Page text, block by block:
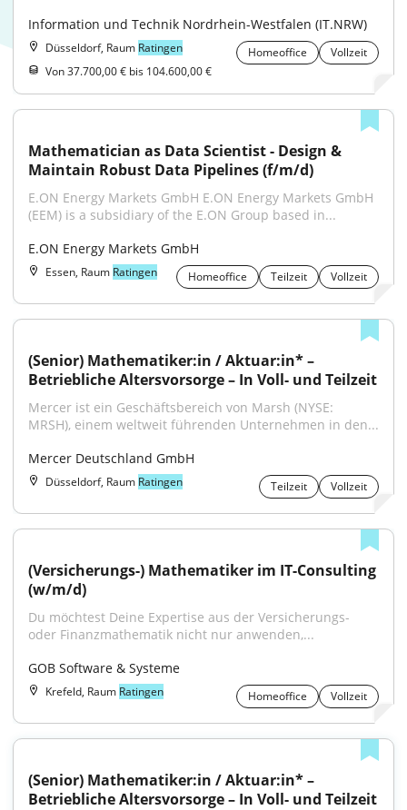
Information und Technik Nordrhein-Westfalen (IT.NRW)
Düsseldorf, Raum Ratingen Homeoffice
Vollzeit
Von 37.700,00 € bis 104.600,00 €
Mathematician as Data Scientist - Design &
Maintain Robust Data Pipelines (f/m/d)
E.ON Energy Markets GmbH E.ON Energy Markets GmbH
(EEM) is a subsidiary of the E.ON Group based in...
E.ON Energy Markets GmbH
Essen, Raum Ratingen Homeoffice Teilzeit Vollzeit
(Senior) Mathematiker:in / Aktuar:in* –
Betriebliche Altersvorsorge – In Voll- und Teilzeit
Mercer ist ein Geschäftsbereich von Marsh (NYSE:
MRSH), einem weltweit führenden Unternehmen in den...
Mercer Deutschland GmbH
Düsseldorf, Raum Ratingen Teilzeit Vollzeit
(Versicherungs-) Mathematiker im IT-Consulting
(w/m/d)
Du möchtest Deine Expertise aus der Versicherungs-
oder Finanzmathematik nicht nur anwenden,...
GOB Software & Systeme
Krefeld, Raum Ratingen Homeoffice Vollzeit
(Senior) Mathematiker:in / Aktuar:in* –
Betriebliche Altersvorsorge – In Voll- und Teilzeit